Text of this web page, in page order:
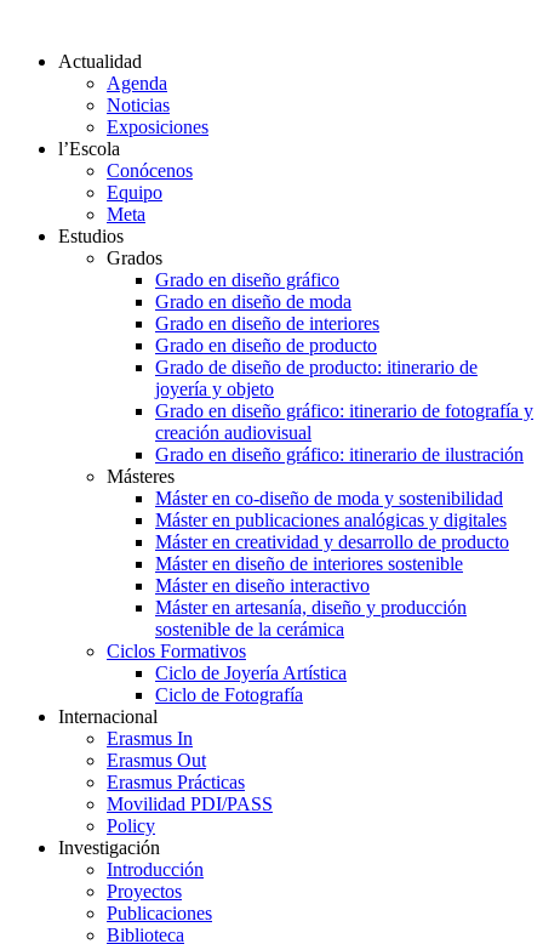
Actualidad
Agenda
Noticias
Exposiciones
l’Escola
Conócenos
Equipo
Meta
Estudios
Grados
Grado en diseño gráfico
Grado en diseño de moda
Grado en diseño de interiores
Grado en diseño de producto
Grado de diseño de producto: itinerario de
joyería y objeto
Grado en diseño gráfico: itinerario de fotografía y
creación audiovisual
Grado en diseño gráfico: itinerario de ilustración
Másteres
Máster en co-diseño de moda y sostenibilidad
Máster en publicaciones analógicas y digitales
Máster en creatividad y desarrollo de producto
Máster en diseño de interiores sostenible
Máster en diseño interactivo
Máster en artesanía, diseño y producción
sostenible de la cerámica
Ciclos Formativos
Ciclo de Joyería Artística
Ciclo de Fotografía
Internacional
Erasmus In
Erasmus Out
Erasmus Prácticas
Movilidad PDI/PASS
Policy
Investigación
Introducción
Proyectos
Publicaciones
Biblioteca